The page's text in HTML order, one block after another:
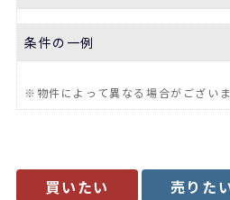
条件の一例
※物件によって異なる場合がございま
買いたい 売りた